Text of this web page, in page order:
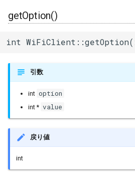
getOption()
int
引数
int option
int * value
戻り値
int